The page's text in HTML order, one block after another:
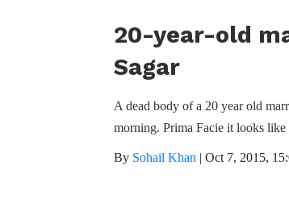
20-year-old
Sagar
A dead body of a 20 year old
morning. Prima Facie it looks like
By Sohail Khan | Oct 7, 2015,